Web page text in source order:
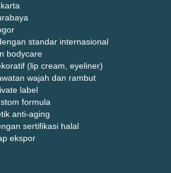
standar internasional
bodycare
(lip cream, eyeliner)
wajah dan rambut
label
formula
anti-aging
sertifikasi halal
ekspor